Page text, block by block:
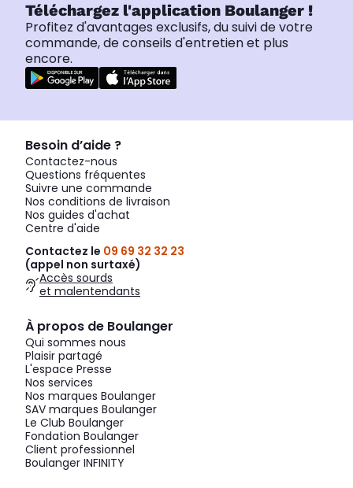
Téléchargez l'application Boulanger !
Profitez d'avantages exclusifs, du suivi de votre
commande, de conseils d'entretien et plus
encore.
Besoin d’aide ?
Contactez-nous
Questions fréquentes
Suivre une commande
Nos conditions de livraison
Nos guides d'achat
Centre d'aide
Contactez le 09 69 32 32 23
(appel non surtaxé)
Accès sourds
et malentendants
À propos de Boulanger
Qui sommes nous
Plaisir partagé
L'espace Presse
Nos services
Nos marques Boulanger
SAV marques Boulanger
Le Club Boulanger
Fondation Boulanger
Client professionnel
Boulanger INFINITY